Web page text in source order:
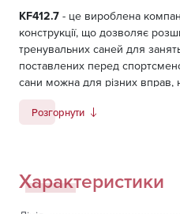
KF412.7 - це вироблена
конструкції, що дозволяє
тренувальних саней для
поставлених перед
сани можна для різних вправ,
силового екстриму і кросфіта.
Розгорнути
Характеристики